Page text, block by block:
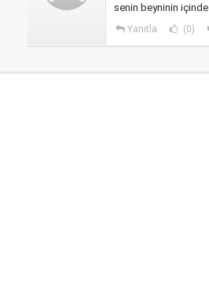
senin beyninin içinde.
Yanıtla (0)